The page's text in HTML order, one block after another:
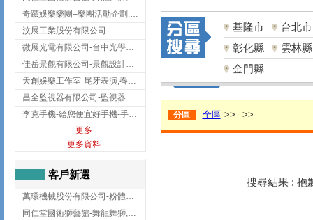
奇蹟娛樂樂團–樂團活動企劃,台中樂團表演,台中婚禮樂團
汶展工業股份有限公司
微展光電有限公司-台中光學鍍膜,optical filter taiwan,台灣光學鍍膜
佳岳景觀有限公司-景觀設計公司,台北景觀設計,台北景觀工程,中山區景觀設計
天創娛樂工作室-尾牙表演,春酒表演,板橋尾牙表演
昌全監視器有限公司-監視器安裝,高雄監視器安裝,鳳山區監視器安裝
李克手機-給您便宜好手機-手機收購,屏東手機收購
更多
更多資料
客戶新選
萬環機械股份有限公司-粉體塗裝設備,輸送機,輸送機設備,台南輸送機
同仁堂國術獅藝館-舞龍舞獅,台中舞龍舞獅
基隆市
台北市
彰化縣
雲林縣
金門縣
分區 全區 >> >>
搜尋結果 : 抱